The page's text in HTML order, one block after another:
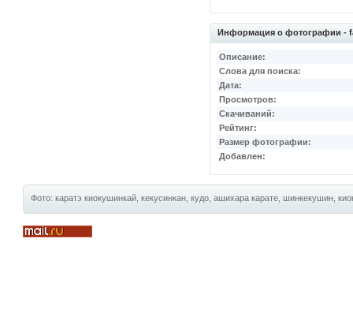
Информация о фотографии -
Описание:
Слова для поиска:
Дата:
Просмотров:
Скачиваний:
Рейтинг:
Размер фотографии:
Добавлен:
Фото: каратэ киокушинкай, кекусинкан, кудо, ашихара карате, шинкекушин,